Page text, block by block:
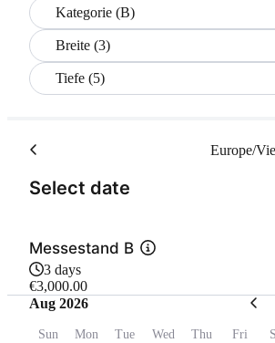
Kategorie (B)
Breite (3)
Tiefe (5)
Select date
Europe/
Messestand B
3 days
€3,000.00
Aug 2026
Sun Mon Tue Wed Thu Fri